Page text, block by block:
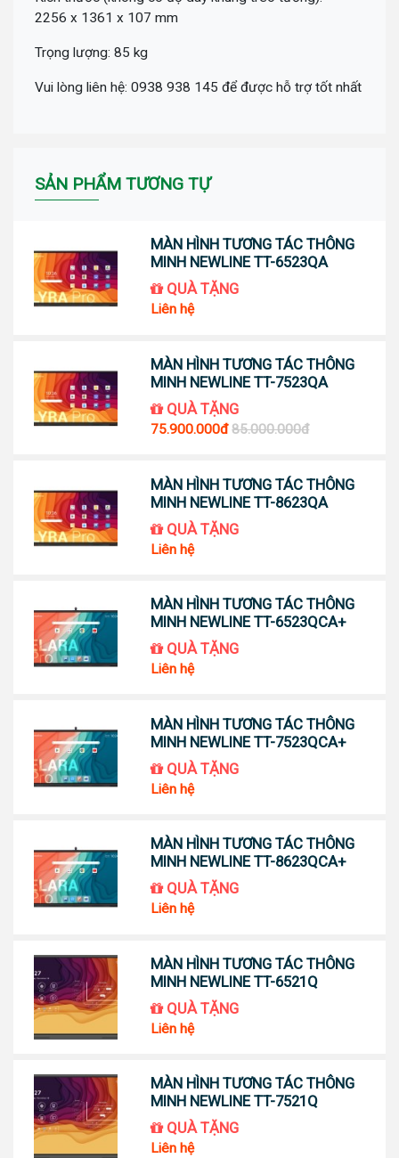
2256 x 1361 x 107 mm
Trọng lượng: 85 kg
Vui lòng liên hệ: 0938 938 145 để được hỗ trợ tốt nhất
SẢN PHẨM TƯƠNG TỰ
MÀN HÌNH TƯƠNG TÁC THÔNG
MINH NEWLINE TT-6523QA
QUÀ TẶNG
Liên hệ
MÀN HÌNH TƯƠNG TÁC THÔNG
MINH NEWLINE TT-7523QA
QUÀ TẶNG
75.900.000đ 85.000.000đ
MÀN HÌNH TƯƠNG TÁC THÔNG
MINH NEWLINE TT-8623QA
QUÀ TẶNG
Liên hệ
MÀN HÌNH TƯƠNG TÁC THÔNG
MINH NEWLINE TT-6523QCA+
QUÀ TẶNG
Liên hệ
MÀN HÌNH TƯƠNG TÁC THÔNG
MINH NEWLINE TT-7523QCA+
QUÀ TẶNG
Liên hệ
MÀN HÌNH TƯƠNG TÁC THÔNG
MINH NEWLINE TT-8623QCA+
QUÀ TẶNG
Liên hệ
MÀN HÌNH TƯƠNG TÁC THÔNG
MINH NEWLINE TT-6521Q
QUÀ TẶNG
Liên hệ
MÀN HÌNH TƯƠNG TÁC THÔNG
MINH NEWLINE TT-7521Q
QUÀ TẶNG
Liên hệ